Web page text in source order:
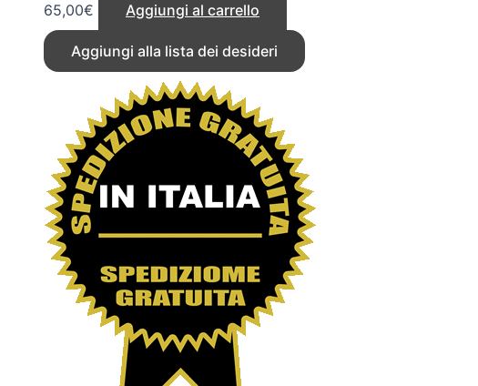
65,00€ Aggiungi al carrello
Aggiungi alla lista dei desideri